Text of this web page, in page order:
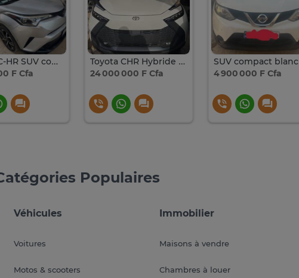
Toyota C-HR SUV compact argent jantes alliage noires
F Cfa
Toyota CHR Hybride SUV Blanc 2024
24 000 000 F Cfa
SUV compact blanc
4 900 000 F Cfa
Populaires
Véhicules
Voitures
Motos & scooters
Immobilier
Maisons à vendre
Chambres à louer